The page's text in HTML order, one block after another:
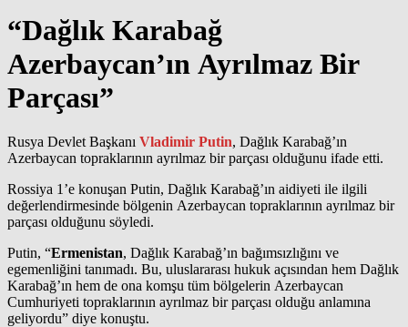
“Dağlık Karabağ
Azerbaycan’ın Ayrılmaz Bir
Parçası”
Rusya Devlet Başkanı Vladimir Putin, Dağlık Karabağ’ın
Azerbaycan topraklarının ayrılmaz bir parçası olduğunu ifade etti.
Rossiya 1’e konuşan Putin, Dağlık Karabağ’ın aidiyeti ile ilgili
değerlendirmesinde bölgenin Azerbaycan topraklarının ayrılmaz bir
parçası olduğunu söyledi.
Putin, “Ermenistan, Dağlık Karabağ’ın bağımsızlığını ve
egemenliğini tanımadı. Bu, uluslararası hukuk açısından hem Dağlık
Karabağ’ın hem de ona komşu tüm bölgelerin Azerbaycan
Cumhuriyeti topraklarının ayrılmaz bir parçası olduğu anlamına
geliyordu” diye konuştu.